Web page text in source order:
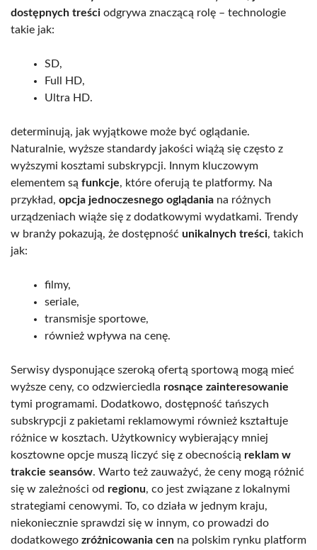
dostępnych treści odgrywa znaczącą rolę – technologie
takie jak:
SD,
Full HD,
Ultra HD.
determinują, jak wyjątkowe może być oglądanie.
Naturalnie, wyższe standardy jakości wiążą się często z
wyższymi kosztami subskrypcji. Innym kluczowym
elementem są funkcje, które oferują te platformy. Na
przykład, opcja jednoczesnego oglądania na różnych
urządzeniach wiąże się z dodatkowymi wydatkami. Trendy
w branży pokazują, że dostępność unikalnych treści, takich
jak:
filmy,
seriale,
transmisje sportowe,
również wpływa na cenę.
Serwisy dysponujące szeroką ofertą sportową mogą mieć
wyższe ceny, co odzwierciedla rosnące zainteresowanie
tymi programami. Dodatkowo, dostępność tańszych
subskrypcji z pakietami reklamowymi również kształtuje
różnice w kosztach. Użytkownicy wybierający mniej
kosztowne opcje muszą liczyć się z obecnością reklam w
trakcie seansów. Warto też zauważyć, że ceny mogą różnić
się w zależności od regionu, co jest związane z lokalnymi
strategiami cenowymi. To, co działa w jednym kraju,
niekoniecznie sprawdzi się w innym, co prowadzi do
dodatkowego zróżnicowania cen na polskim rynku platform